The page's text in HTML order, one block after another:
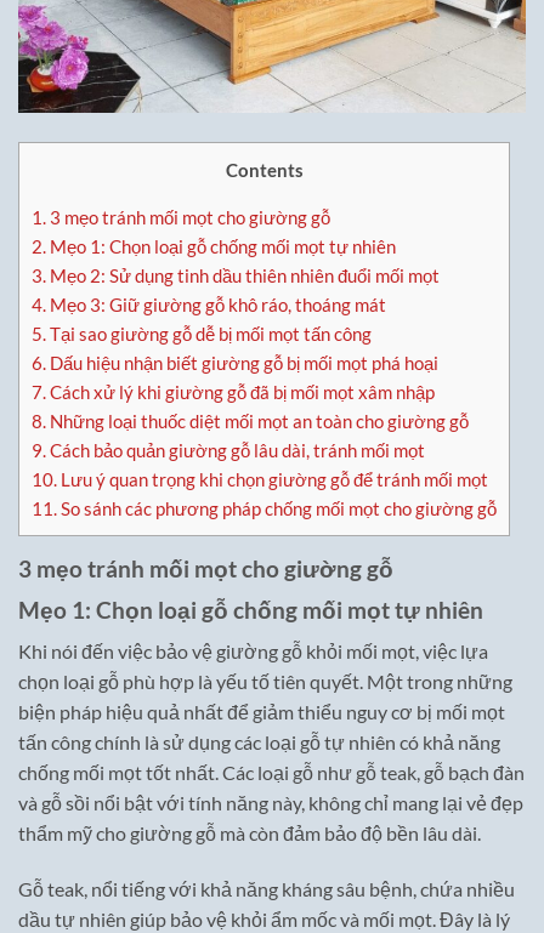
Contents
1. 3 mẹo tránh mối mọt cho giường gỗ
2. Mẹo 1: Chọn loại gỗ chống mối mọt tự nhiên
3. Mẹo 2: Sử dụng tinh dầu thiên nhiên đuổi mối mọt
4. Mẹo 3: Giữ giường gỗ khô ráo, thoáng mát
5.Tại sao giường gỗ dễ bị mối mọt tấn công
6. Dấu hiệu nhận biết giường gỗ bị mối mọt phá hoại
7.Cách xử lý khi giường gỗ đã bị mối mọt xâm nhập
8. Những loại thuốc diệt mối mọt an toàn cho giường gỗ
9.Cách bảo quản giường gỗ lâu dài, tránh mối mọt
10. Lưu ý quan trọng khi chọn giường gỗ để tránh mối mọt
11.So sánh các phương pháp chống mối mọt cho giường gỗ
3 mẹo tránh mối mọt cho giường gỗ
Mẹo 1: Chọn loại gỗ chống mối mọt tự nhiên
Khi nói đến việc bảo vệ giường gỗ khỏi mối mọt, việc lựa
chọn loại gỗ phù hợp là yếu tố tiên quyết. Một trong những
biện pháp hiệu quả nhất để giảm thiểu nguy cơ bị mối mọt
tấn công chính là sử dụng các loại gỗ tự nhiên có khả năng
chống mối mọt tốt nhất. Các loại gỗ như gỗ teak, gỗ bạch đàn
và gỗ sồi nổi bật với tính năng này, không chỉ mang lại vẻ đẹp
thẩm mỹ cho giường gỗ mà còn đảm bảo độ bền lâu dài.
Gỗ teak, nổi tiếng với khả năng kháng sâu bệnh, chứa nhiều
dầu tự nhiên giúp bảo vệ khỏi ẩm mốc và mối mọt. Đây là lý